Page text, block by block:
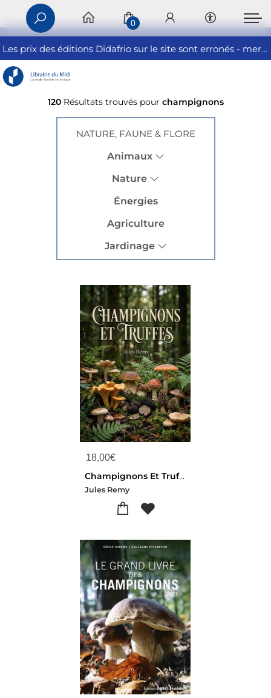
Les prix des éditions Didafrio sur le site sont erronés - merci de nous contacter
0
120 Résultats trouvés pour champignons
NATURE, FAUNE & FLORE
Animaux
Nature
Énergies
Agriculture
Jardinage
18,00€
Champignons Et Truffes : Une Exploration Des Champignons Et Des Truffes, Incluant Leur Culture, Identification Et Utilisation Culinaire, Pour Les Amateurs Et Les Professionnels.
Jules Remy